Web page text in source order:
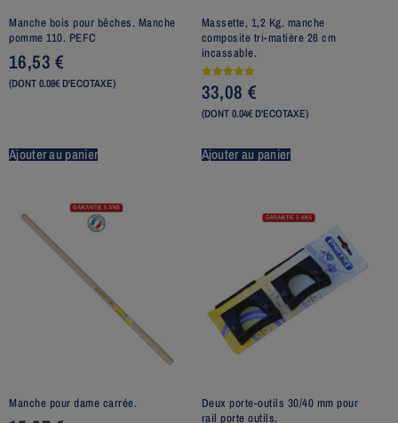
Manche bois pour bêches. Manche
pomme 110. PEFC
16,53€
(DONT 0.08€ D'ECOTAXE)
Ajouter au panier
Massette, 1,2 Kg. manche
composite tri-matière 26 cm
incassable.
Note
5.00
sur 5
33,08 €
(DONT 0.04€ D'ECOTAXE)
Ajouter au panier
Manche pour dame carrée.
Deux porte-outils 30/40 mm pour
rail porte outils.